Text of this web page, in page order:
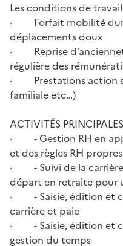
Les conditions de
· Forfait mobilité
déplacements doux
· Reprise
régulière des
· Prestations action
familiale etc…)
ACTIVITÉS PRINCIPALES
· - Gestion RH en
et des règles RH
· - Suivi de la
départ en retraite pour
· - Saisie, édition et
carrière et paie
· - Saisie, édition et
gestion du temps